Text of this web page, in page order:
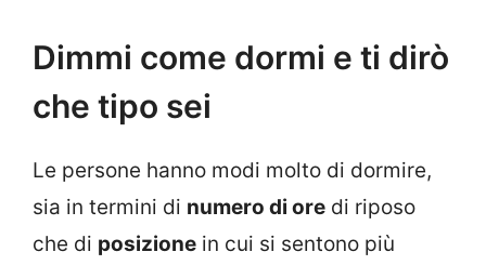
Dimmi come dormi e ti dirò
che tipo sei
Le persone hanno modi molto di dormire,
sia in termini di numero di ore di riposo
che di posizione in cui si sentono più